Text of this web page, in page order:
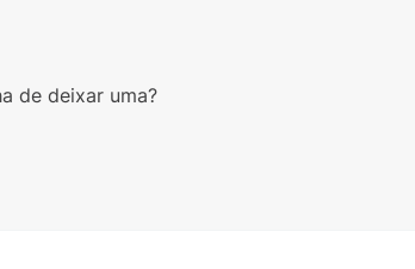
de deixar uma?